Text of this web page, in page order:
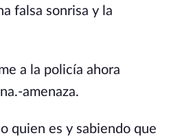
falsa sonrisa y la
a la policía ahora
amenaza.
quien es y sabiendo que